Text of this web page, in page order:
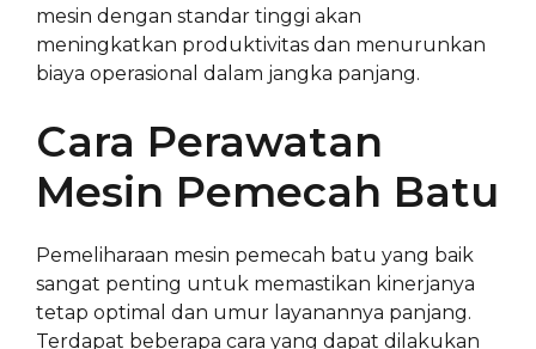
mesin dengan standar tinggi akan
meningkatkan produktivitas dan menurunkan
biaya operasional dalam jangka panjang.
Cara Perawatan
Mesin Pemecah Batu
Pemeliharaan mesin pemecah batu yang baik
sangat penting untuk memastikan kinerjanya
tetap optimal dan umur layanannya panjang.
Terdapat beberapa cara yang dapat dilakukan